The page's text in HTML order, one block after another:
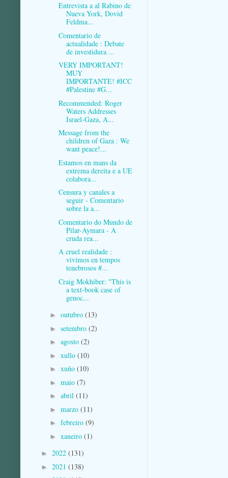
Entrevista a al Rabino de
Nueva York, Dovid
Feldma...
Comentario de
actualidade : Debate
de investidura ...
VERY IMPORTANT!
MUY
IMPORTANTE! #ICC
#Palestine #G...
Recommended: Roger
Waters Addresses
Israel-Gaza, A...
Message from the
children of Gaza : We
want peace!...
Estamos en mans da
extrema dereita e a UE
colabora...
Censura y canales a
seguir - Comentario
sobre la a...
Comentario do Mundo de
Pilar-Aymara - A
cruda rea...
A cruel realidade :
vivimos en tempos
tenebrosos #...
Craig Mokhiber: "This is
a text-book case of
genoc...
► outubro (13)
► setembro (2)
► agosto (2)
► xullo (10)
► xuño (10)
► maio (7)
► abril (11)
► marzo (11)
► febreiro (9)
► xaneiro (1)
► 2022 (131)
► 2021 (138)